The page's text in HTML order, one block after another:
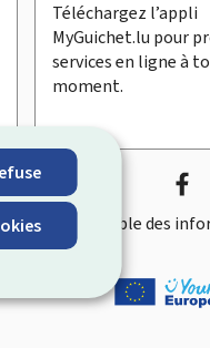
Téléchargez l’appli
MyGuichet.lu pour
services en ligne à
moment.
à l’ensemble des